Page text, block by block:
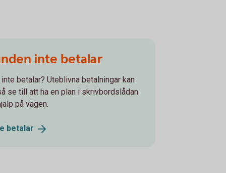
inte betalar
betalar? Uteblivna betalningar kan
se till att ha en plan i skrivbordslådan
på vägen.
betalar